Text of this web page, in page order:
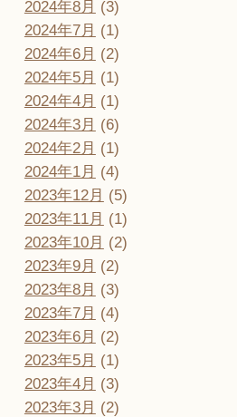
2024年8月 (3)
2024年7月 (1)
2024年6月 (2)
2024年5月 (1)
2024年4月 (1)
2024年3月 (6)
2024年2月 (1)
2024年1月 (4)
2023年12月 (5)
2023年11月 (1)
2023年10月 (2)
2023年9月 (2)
2023年8月 (3)
2023年7月 (4)
2023年6月 (2)
2023年5月 (1)
2023年4月 (3)
2023年3月 (2)